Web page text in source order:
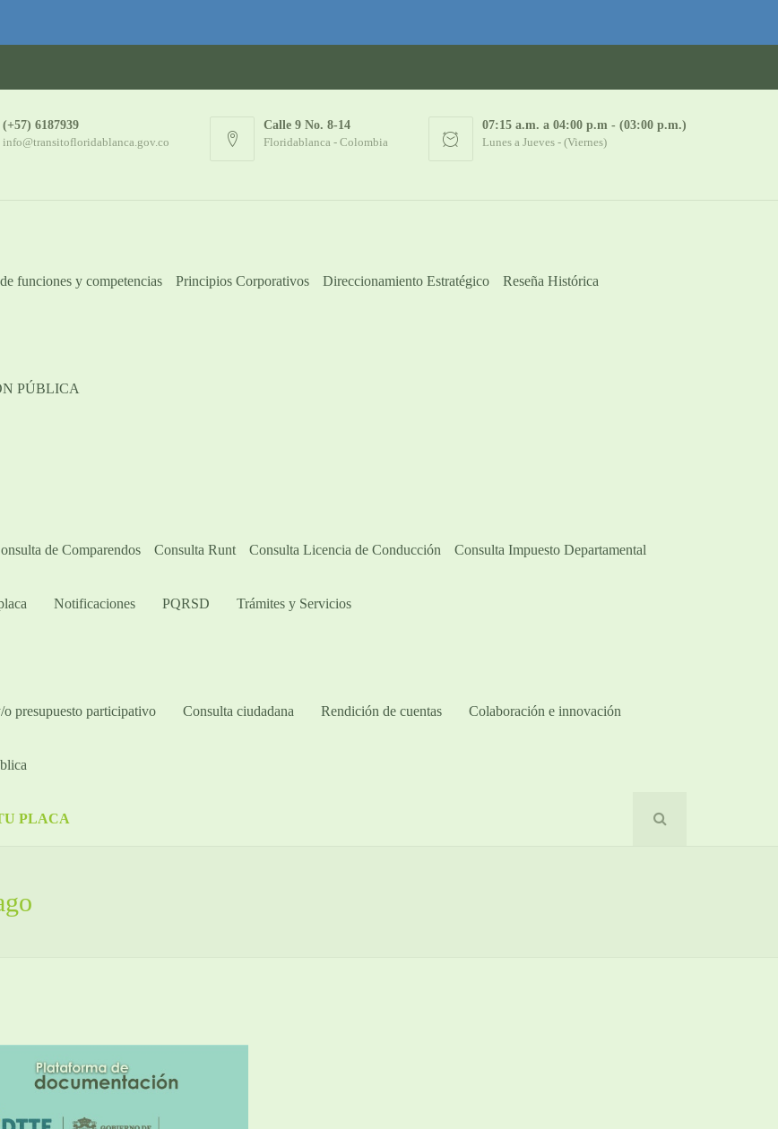
(+57) 6187939
info@transitofloridablanca.gov.co
Calle 9 No. 8-14
Floridablanca - Colombia
07:15 a.m. a 04:00 p.m - (03:00 p.m.)
Lunes a Jueves - (Viernes)
funciones y competencias Principios Corporativos Direccionamiento Estratégico Reseña Histórica
PÚBLICA
de Comparendos Consulta Runt Consulta Licencia de Conducción Consulta Impuesto Departamental
Notificaciones PQRSD Trámites y Servicios
o presupuesto participativo​ Consulta ciudadana Rendición de cuentas Colaboración e innovación
PLACA